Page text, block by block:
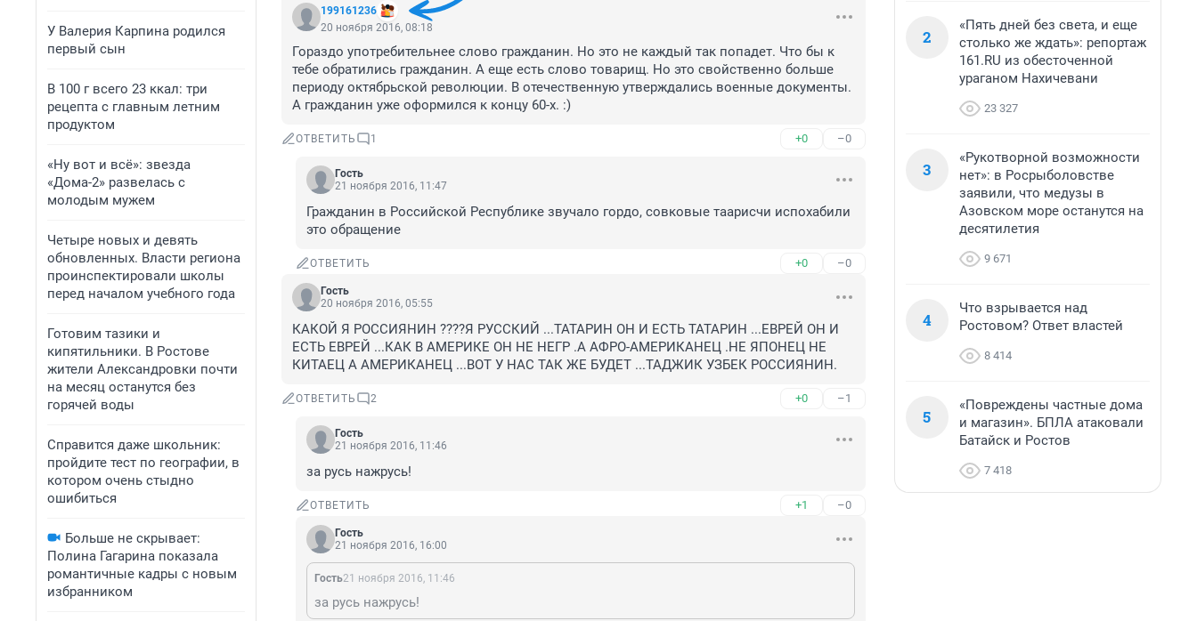
У Валерия Карпина родился
первый сын
В 100 г всего 23 ккал: три
рецепта с главным летним
продуктом
«Ну вот и всё»: звезда
«Дома-2» развелась с
молодым мужем
Четыре новых и девять
обновленных. Власти региона
проинспектировали школы
перед началом учебного года
Готовим тазики и
кипятильники. В Ростове
жители Александровки почти
на месяц останутся без
горячей воды
Справится даже школьник:
пройдите тест по географии, в
котором очень стыдно
ошибиться
Больше не скрывает:
Полина Гагарина показала
романтичные кадры с новым
избранником
199161236
20 ноября 2016, 08:18
Гораздо употребительнее слово гражданин. Но это не каждый так попадет. Что бы к
тебе обратились гражданин. А еще есть слово товарищ. Но это свойственно больше
периоду октябрьской революции. В отечественную утверждались военные документы.
А гражданин уже оформился к концу 60-х. :)
ОТВЕТИТЬ 1 +0 –0
Гость
21 ноября 2016, 11:47
Гражданин в Российской Республике звучало гордо, совковые таарисчи испохабили
это обращение
ОТВЕТИТЬ +0 –0
Гость
20 ноября 2016, 05:55
КАКОЙ Я РОССИЯНИН ????Я РУССКИЙ ...ТАТАРИН ОН И ЕСТЬ ТАТАРИН ...ЕВРЕЙ ОН И
ЕСТЬ ЕВРЕЙ ...КАК В АМЕРИКЕ ОН НЕ НЕГР .А АФРО-АМЕРИКАНЕЦ .НЕ ЯПОНЕЦ НЕ
КИТАЕЦ А АМЕРИКАНЕЦ ...ВОТ У НАС ТАК ЖЕ БУДЕТ ...ТАДЖИК УЗБЕК РОССИЯНИН.
ОТВЕТИТЬ 2 +0 –1
Гость
21 ноября 2016, 11:46
за русь нажрусь!
ОТВЕТИТЬ +1 –0
Гость
21 ноября 2016, 16:00
Гость21 ноября 2016, 11:46
за русь нажрусь!
2
«Пять дней без света, и еще
столько же ждать»: репортаж
161.RU из обесточенной
ураганом Нахичевани
23 327
3
«Рукотворной возможности
нет»: в Росрыболовстве
заявили, что медузы в
Азовском море останутся на
десятилетия
9 671
4
Что взрывается над
Ростовом? Ответ властей
8 414
5
«Повреждены частные дома
и магазин». БПЛА атаковали
Батайск и Ростов
7 418